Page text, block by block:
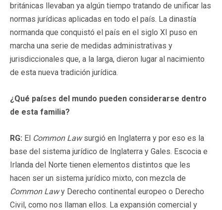
británicas llevaban ya algún tiempo tratando de unificar las
normas jurídicas aplicadas en todo el país. La dinastía
normanda que conquistó el país en el siglo XI puso en
marcha una serie de medidas administrativas y
jurisdiccionales que, a la larga, dieron lugar al nacimiento
de esta nueva tradición jurídica.
¿Qué países del mundo pueden considerarse dentro
de esta familia?
RG: El Common Lawsurgió en Inglaterra y por eso es la
base del sistema jurídico de Inglaterra y Gales. Escocia e
Irlanda del Norte tienen elementos distintos que les
hacen ser un sistema jurídico mixto, con mezcla de
Common Lawy Derecho continental europeo o Derecho
Civil, como nos llaman ellos. La expansión comercial y